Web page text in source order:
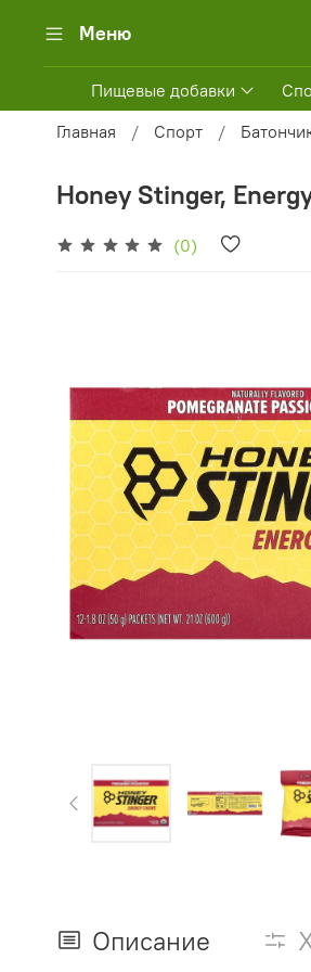
Меню
Пищевые добавки
Главная
Спорт
Honey Stinger,
(0)
Описание